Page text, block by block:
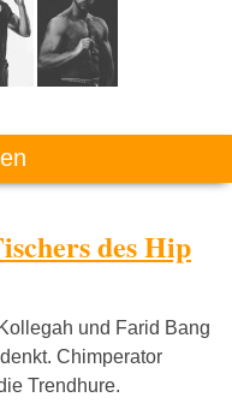
des Hip
und Farid Bang
Chimperator
Trendhure.